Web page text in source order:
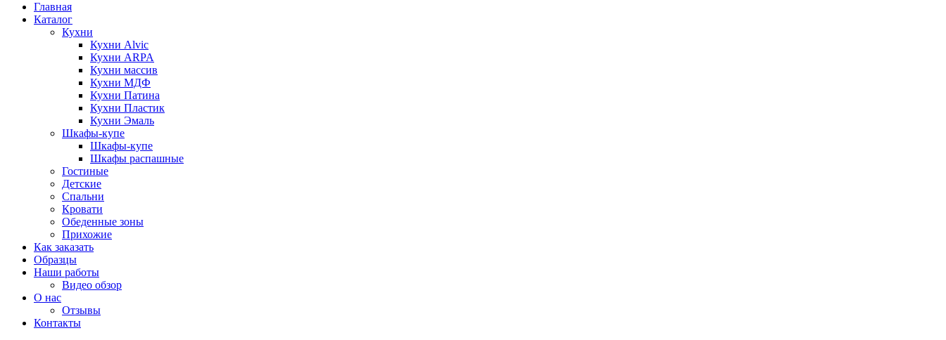
Главная
Каталог
Кухни
Кухни Alvic
Кухни ARPA
Кухни массив
Кухни МДФ
Кухни Патина
Кухни Пластик
Кухни Эмаль
Шкафы-купе
Шкафы-купе
Шкафы распашные
Гостиные
Детские
Спальни
Кровати
Обеденные зоны
Прихожие
Как заказать
Образцы
Наши работы
Видео обзор
О нас
Отзывы
Контакты